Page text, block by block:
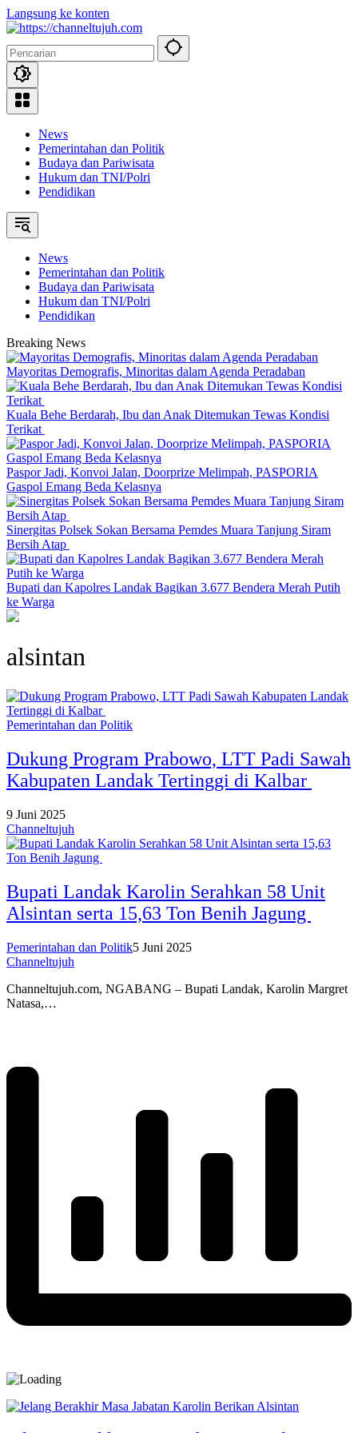
Langsung ke konten
News
Pemerintahan dan Politik
Budaya dan Pariwisata
Hukum dan TNI/Polri
Pendidikan
News
Pemerintahan dan Politik
Budaya dan Pariwisata
Hukum dan TNI/Polri
Pendidikan
Breaking News
Mayoritas Demografis, Minoritas dalam Agenda Peradaban
Kuala Behe Berdarah, Ibu dan Anak Ditemukan Tewas Kondisi
Terikat
Paspor Jadi, Konvoi Jalan, Doorprize Melimpah, PASPORIA
Gaspol Emang Beda Kelasnya
Sinergitas Polsek Sokan Bersama Pemdes Muara Tanjung Siram
Bersih Atap
Bupati dan Kapolres Landak Bagikan 3.677 Bendera Merah Putih
ke Warga
alsintan
Pemerintahan dan Politik
Dukung Program Prabowo, LTT Padi Sawah
Kabupaten Landak Tertinggi di Kalbar
9 Juni 2025
Channeltujuh
Bupati Landak Karolin Serahkan 58 Unit
Alsintan serta 15,63 Ton Benih Jagung
Pemerintahan dan Politik5 Juni 2025
Channeltujuh
Channeltujuh.com, NGABANG – Bupati Landak, Karolin Margret
Natasa,…